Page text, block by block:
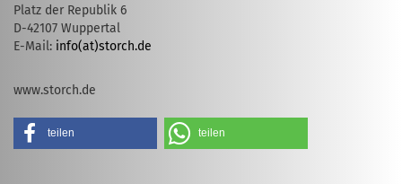
Platz der Republik 6
D-42107 Wuppertal
E-Mail: info(at)storch.de
www.storch.de
teilen teilen